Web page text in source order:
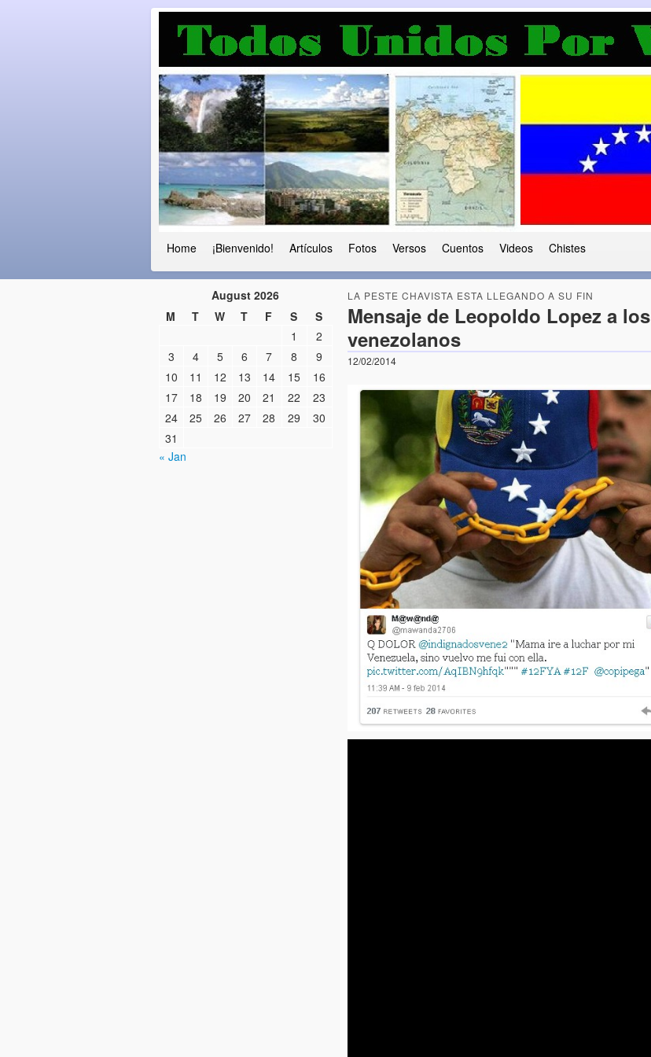
Luchando por la Democracia
Fuera el chavismo, la peor peste que le ha caido a esta tierra
Home ¡Bienvenido! Artículos Fotos Versos Cuentos Videos Chistes
LA PESTE CHAVISTA ESTA LLEGANDO A SU FIN
Mensaje de Leopoldo Lopez a los
venezolanos
12/02/2014
August 2026
M
T W T F S
S
1
2
3
4 5 6 7 8
9
10
11 12 13 14 15
16
17
18 19 20 21 22
23
24
25 26 27 28 29
30
31
« Jan